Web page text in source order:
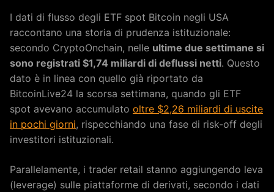
I dati di flusso degli ETF spot Bitcoin negli USA
raccontano una storia di prudenza istituzionale:
secondo CryptoOnchain, nelle ultime due settimane si
sono registrati $1,74 miliardi di deflussi netti. Questo
dato è in linea con quello già riportato da
BitcoinLive24 la scorsa settimana, quando gli ETF
spot avevano accumulato oltre $2,26 miliardi di uscite
in pochi giorni, rispecchiando una fase di risk-off degli
investitori istituzionali.
Parallelamente, i trader retail stanno aggiungendo leva
(leverage) sulle piattaforme di derivati, secondo i dati